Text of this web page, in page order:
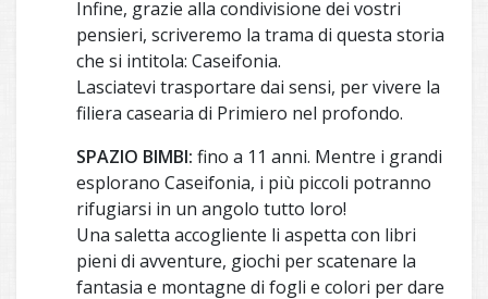
Infine, grazie alla condivisione dei vostri
pensieri, scriveremo la trama di questa storia
che si intitola: Caseifonia.
Lasciatevi trasportare dai sensi, per vivere la
filiera casearia di Primiero nel profondo.
SPAZIO BIMBI: fino a 11 anni. Mentre i grandi
esplorano Caseifonia, i più piccoli potranno
rifugiarsi in un angolo tutto loro!
Una saletta accogliente li aspetta con libri
pieni di avventure, giochi per scatenare la
fantasia e montagne di fogli e colori per dare